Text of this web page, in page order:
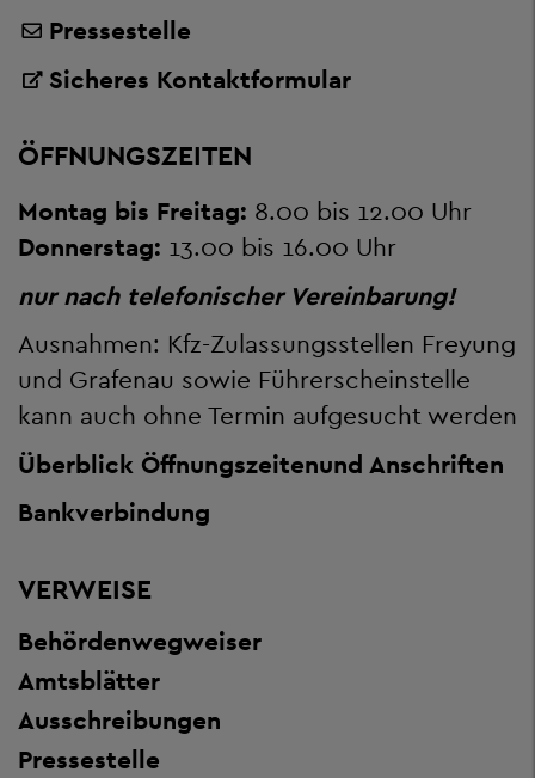
Pressestelle
Sicheres Kontaktformular
ÖFFNUNGSZEITEN
Montag bis Freitag: 8.00 bis 12.00 Uhr
Donnerstag: 13.00 bis 16.00 Uhr
nur nach telefonischer Vereinbarung!
Ausnahmen: Kfz-Zulassungsstellen Freyung
und Grafenau sowie Führerscheinstelle
kann auch ohne Termin aufgesucht werden
Überblick Öffnungszeitenund Anschriften
Bankverbindung
VERWEISE
Behördenwegweiser
Amtsblätter
Ausschreibungen
Pressestelle